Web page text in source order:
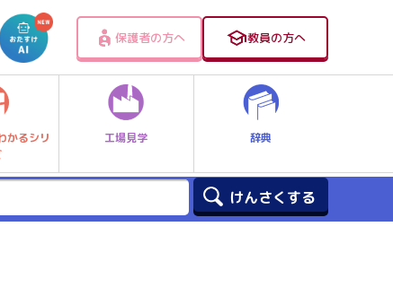
保護者の方へ 教員の方へ
かるシリ
工場見学 辞典